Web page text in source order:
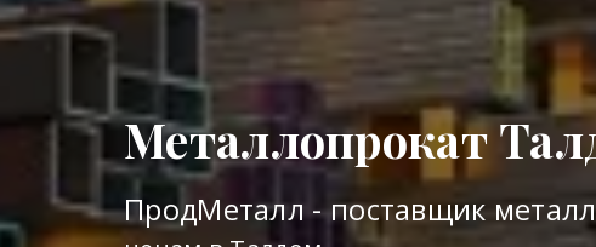
Металлопрокат
ПродМеталл - поставщик